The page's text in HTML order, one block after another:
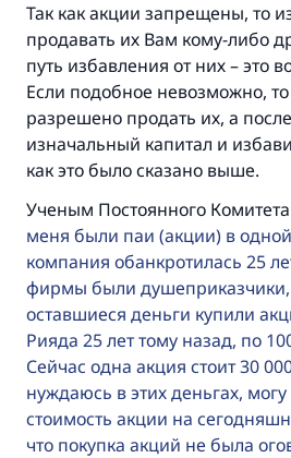
Так как акции запрещены, то
продавать их Вам кому-либо
путь избавления от них – это
Если подобное невозможно,
разрешено продать их, а
изначальный капитал и
как это было сказано выше.
Ученым Постоянного
меня были паи (акции) в
компания обанкротилась 25
фирмы были
оставшиеся деньги купили
Рияда 25 лет тому назад, по
Сейчас одна акция стоит 30
нуждаюсь в этих деньгах,
стоимость акции на
что покупка акций не была